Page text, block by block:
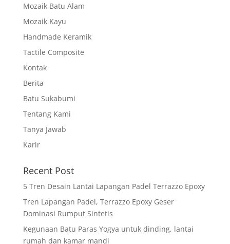
Mozaik Batu Alam
Mozaik Kayu
Handmade Keramik
Tactile Composite
Kontak
Berita
Batu Sukabumi
Tentang Kami
Tanya Jawab
Karir
Recent Post
5 Tren Desain Lantai Lapangan Padel Terrazzo Epoxy
Tren Lapangan Padel, Terrazzo Epoxy Geser
Dominasi Rumput Sintetis
Kegunaan Batu Paras Yogya untuk dinding, lantai
rumah dan kamar mandi